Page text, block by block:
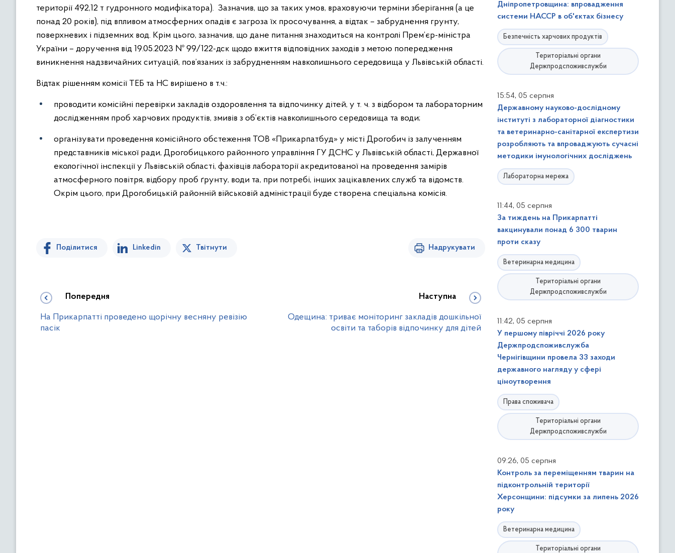
території 492,12 т гудронного модифікатора). Зазначив, що за таких умов, враховуючи терміни зберігання (а це
понад 20 років), під впливом атмосферних опадів є загроза їх просочування, а відтак – забруднення грунту,
поверхневих і підземних вод. Крім цього, зазначив, що дане питання знаходиться на контролі Прем’єр-міністра
України – доручення від 19.05.2023 № 99/122-дск щодо вжиття відповідних заходів з метою попередження
виникнення надзвичайних ситуацій, пов’язаних із забрудненням навколишнього середовища у Львівській області.
Відтак рішенням комісії ТЕБ та НС вирішено в т.ч.:
проводити комісійні перевірки закладів оздоровлення та відпочинку дітей, у т. ч. з відбором та лабораторним
дослідженням проб харчових продуктів, змивів з об’єктів навколишнього середовища та води;
організувати проведення комісійного обстеження ТОВ «Прикарпатбуд» у місті Дрогобич із залученням
представників міської ради, Дрогобицького районного управління ГУ ДСНС у Львівській області, Державної
екологічної інспекції у Львівській області, фахівців лабораторії акредитованої на проведення замірів
атмосферного повітря, відбору проб ґрунту, води та, при потребі, інших зацікавлених служб та відомств.
Окрім цього, при Дрогобицькій районній військовій адміністрації буде створена спеціальна комісія.
Поділитися Linkedin Твітнути Надрукувати
Попередня
На Прикарпатті проведено щорічну весняну ревізію
пасік
Наступна
Одещина: триває моніторинг закладів дошкільної
освіти та таборів відпочинку для дітей
Дніпропетровщина: впровадження
системи НАССР в об'єктах бізнесу
Безпечність харчових продуктів
Територіальні органи
Держпродспоживслужби
15:54, 05 серпня
Державному науково-дослідному
інституті з лабораторної діагностики
та ветеринарно-санітарної експертизи
розробляють та впроваджують сучасні
методики імунологічних досліджень
Лабораторна мережа
11:44, 05 серпня
За тиждень на Прикарпатті
вакцинували понад 6 300 тварин
проти сказу
Ветеринарна медицина
Територіальні органи
Держпродспоживслужби
11:42, 05 серпня
У першому півріччі 2026 року
Держпродспоживслужба
Чернігівщини провела 33 заходи
державного нагляду у сфері
ціноутворення
Права споживача
Територіальні органи
Держпродспоживслужби
09:26, 05 серпня
Контроль за переміщенням тварин на
підконтрольній території
Херсонщини: підсумки за липень 2026
року
Ветеринарна медицина
Територіальні органи